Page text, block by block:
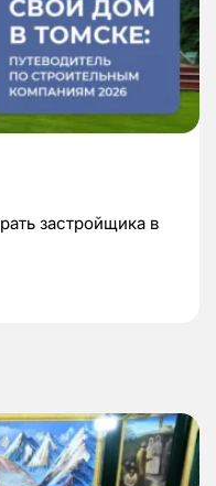
застройщика в